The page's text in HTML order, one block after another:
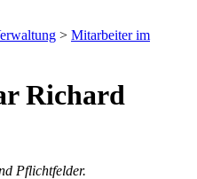
> Mitarbeiter im
Richard
Pflichtfelder.